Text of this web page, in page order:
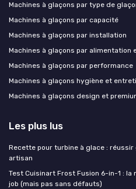
Machines à glaçons par type de
Machines à glaçons par capacité
Machines à glaçons par installation
Machines à glaçons par alimentation
Machines à glaçons par performance
Machines à glaçons hygiène et
Machines à glaçons design et
Les plus lus
Recette pour turbine à glace :
artisan
Test Cuisinart Frost Fusion 6-in-1 :
job (mais pas sans défauts)